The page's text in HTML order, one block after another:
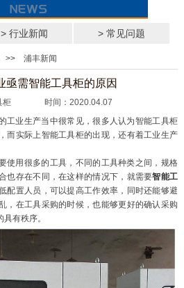
> 行业新闻 > 常见问题
浦丰新闻
亟需智能工具柜的原因
具柜 时间：2020.04.07
工业生产当中很常见，很多人认为智能工具柜
而实际上智能工具柜的出现，还有着工业生产
使用很多的工具，不同的工具种类之间，规格
也存在不同，在这样的情况下，就需要智能工
配置人员，可以提高工作效率，同时还能够避
，在工具采购的时候，也能够更好的确认采购
有秩序。